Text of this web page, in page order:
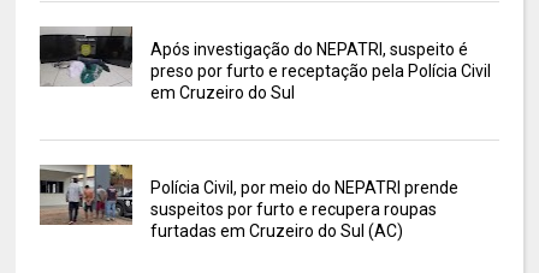
Após investigação do NEPATRI, suspeito é
preso por furto e receptação pela Polícia Civil
em Cruzeiro do Sul
Polícia Civil, por meio do NEPATRI prende
suspeitos por furto e recupera roupas
furtadas em Cruzeiro do Sul (AC)